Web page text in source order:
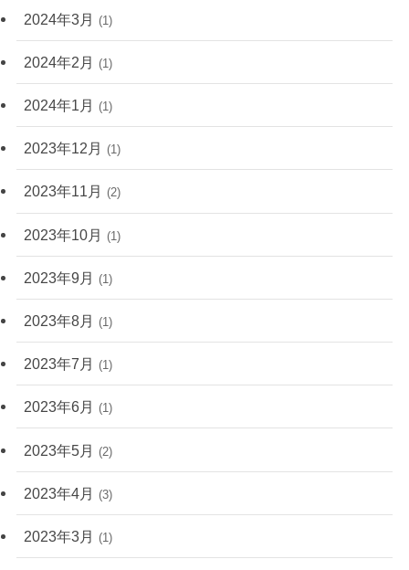
2024年3月 (1)
2024年2月 (1)
2024年1月 (1)
2023年12月 (1)
2023年11月 (2)
2023年10月 (1)
2023年9月 (1)
2023年8月 (1)
2023年7月 (1)
2023年6月 (1)
2023年5月 (2)
2023年4月 (3)
2023年3月 (1)